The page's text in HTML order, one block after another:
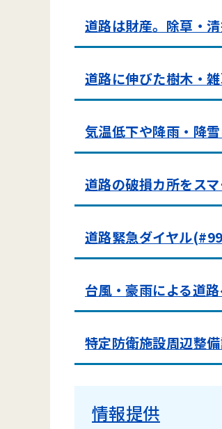
道路は財産。除草・
道路に伸びた樹木・
気温低下や降雨・降
道路の破損カ所をス
道路緊急ダイヤル
台風・豪雨による道
特定防衛施設周辺整
情報提供